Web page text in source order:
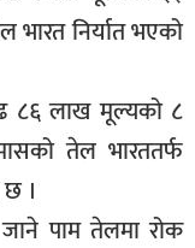
निर्यात भएको
लाख मूल्यको ८
तेल भारततर्फ
।
पाम तेलमा रोक